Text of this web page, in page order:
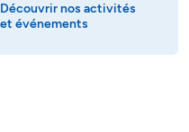
Découvrir nos activités
et événements